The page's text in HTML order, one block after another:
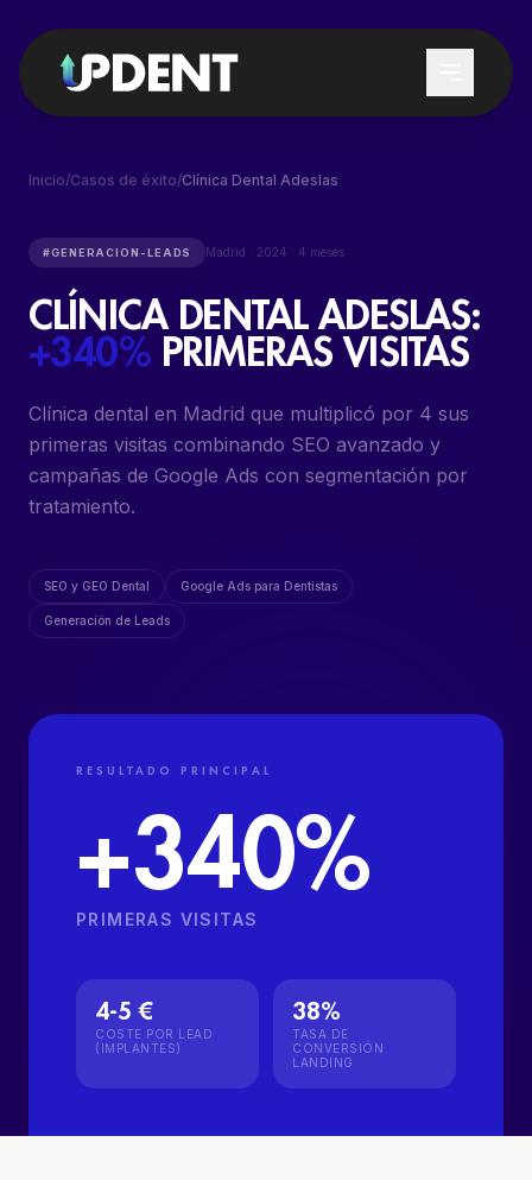
SERVICIOS
GENERACIÓN DE LEADS
POSICIONAMIENTO EN GOOGLE Y
CHATGPT
SEO LOCAL DENTAL
GOOGLE ADS DENTAL
REACTIVACIÓN DE PACIENTES
PRODUCCIÓN DE CONTENIDOS +
VÍDEO
PARA QUIÉN
CLÍNICAS DENTALES
DENTISTAS
FORMACIONES
Inicio/Casos de éxito/Clínica Dental Adeslas
#GENERACION-LEADS Madrid · 2024 · 4 meses
CLÍNICA DENTAL ADESLAS:
+340% PRIMERAS VISITAS
Clínica dental en Madrid que multiplicó por 4 sus
primeras visitas combinando SEO avanzado y
campañas de Google Ads con segmentación por
tratamiento.
SEO y GEO Dental Google Ads para Dentistas
Generación de Leads
RESULTADO PRINCIPAL
+340%
PRIMERAS VISITAS
4-5 €
COSTE POR LEAD
(IMPLANTES)
38%
TASA DE
CONVERSIÓN
LANDING